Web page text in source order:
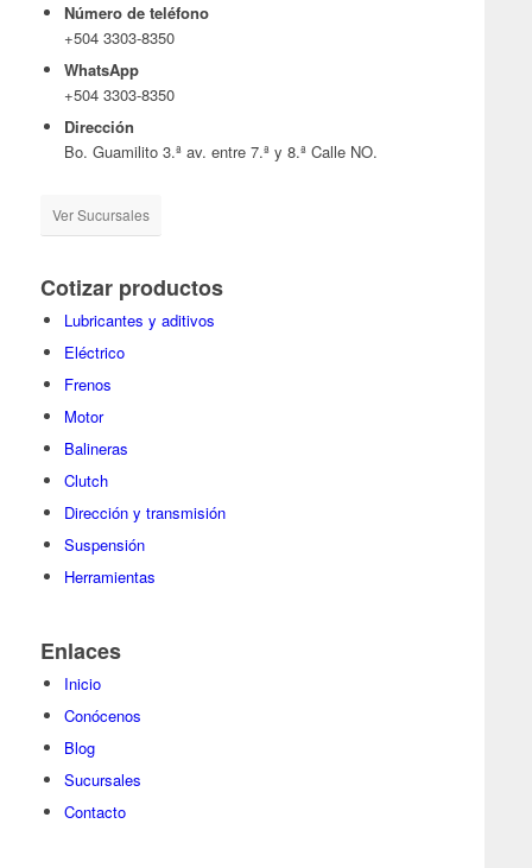
Número de teléfono
+504 3303-8350
WhatsApp
+504 3303-8350
Dirección
Bo. Guamilito 3.ª av. entre 7.ª y 8.ª Calle NO.
Ver Sucursales
Cotizar productos
Lubricantes y aditivos
Eléctrico
Frenos
Motor
Balineras
Clutch
Dirección y transmisión
Suspensión
Herramientas
Enlaces
Inicio
Conócenos
Blog
Sucursales
Contacto